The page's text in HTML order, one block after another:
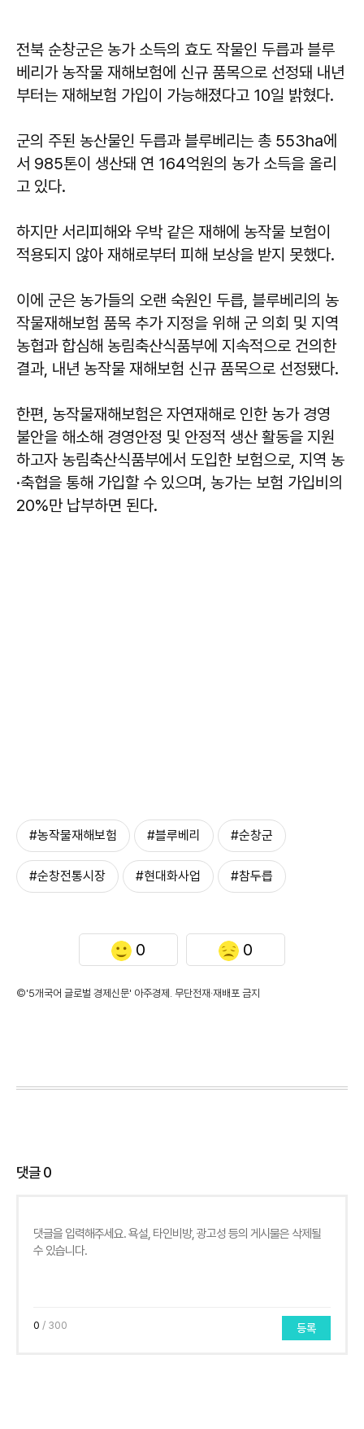
전북 순창군은 농가 소득의 효도 작물인 두릅과 블루
베리가 농작물 재해보험에 신규 품목으로 선정돼 내년
부터는 재해보험 가입이 가능해졌다고 10일 밝혔다.
군의 주된 농산물인 두릅과 블루베리는 총 553ha에
서 985톤이 생산돼 연 164억원의 농가 소득을 올리
고 있다.
하지만 서리피해와 우박 같은 재해에 농작물 보험이
적용되지 않아 재해로부터 피해 보상을 받지 못했다.
이에 군은 농가들의 오랜 숙원인 두릅, 블루베리의 농
작물재해보험 품목 추가 지정을 위해 군 의회 및 지역
농협과 합심해 농림축산식품부에 지속적으로 건의한
결과, 내년 농작물 재해보험 신규 품목으로 선정됐다.
한편, 농작물재해보험은 자연재해로 인한 농가 경영
불안을 해소해 경영안정 및 안정적 생산 활동을 지원
하고자 농림축산식품부에서 도입한 보험으로, 지역 농
·축협을 통해 가입할 수 있으며, 농가는 보험 가입비의
20%만 납부하면 된다.
#농작물재해보험 #블루베리 #순창군
#순창전통시장 #현대화사업 #참두릅
0 0
©'5개국어 글로벌 경제신문' 아주경제. 무단전재·재배포 금지
댓글0
0 / 300 등록